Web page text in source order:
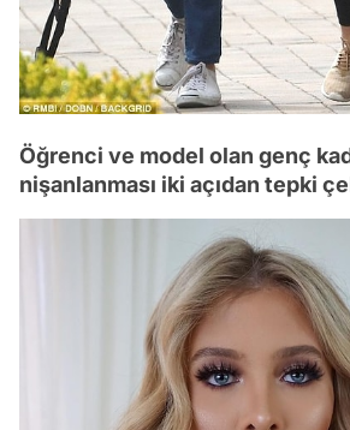
Öğrenci ve model olan genç
nişanlanması iki açıdan tepki